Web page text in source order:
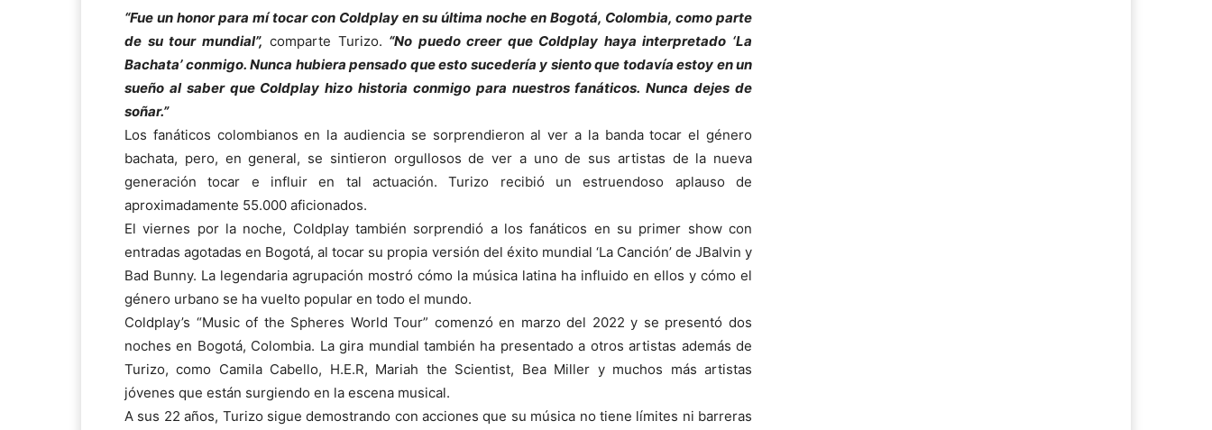
“Fue un honor para mí tocar con Coldplay en su última noche en Bogotá, Colombia, como parte
de su tour mundial”, comparte Turizo. “No puedo creer que Coldplay haya interpretado ‘La
Bachata’ conmigo. Nunca hubiera pensado que esto sucedería y siento que todavía estoy en un
sueño al saber que Coldplay hizo historia conmigo para nuestros fanáticos. Nunca dejes de
soñar.”
Los fanáticos colombianos en la audiencia se sorprendieron al ver a la banda tocar el género
bachata, pero, en general, se sintieron orgullosos de ver a uno de sus artistas de la nueva
generación tocar e influir en tal actuación. Turizo recibió un estruendoso aplauso de
aproximadamente 55.000 aficionados.
El viernes por la noche, Coldplay también sorprendió a los fanáticos en su primer show con
entradas agotadas en Bogotá, al tocar su propia versión del éxito mundial ‘La Canción’ de JBalvin y
Bad Bunny. La legendaria agrupación mostró cómo la música latina ha influido en ellos y cómo el
género urbano se ha vuelto popular en todo el mundo.
Coldplay’s “Music of the Spheres World Tour” comenzó en marzo del 2022 y se presentó dos
noches en Bogotá, Colombia. La gira mundial también ha presentado a otros artistas además de
Turizo, como Camila Cabello, H.E.R, Mariah the Scientist, Bea Miller y muchos más artistas
jóvenes que están surgiendo en la escena musical.
A sus 22 años, Turizo sigue demostrando con acciones que su música no tiene límites ni barreras